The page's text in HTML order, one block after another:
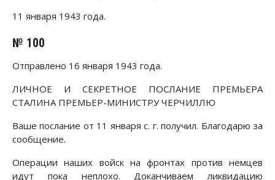
11 января 1943 года.
№ 100
Отправлено 16 января 1943 года.
ЛИЧНОЕ И СЕКРЕТНОЕ ПОСЛАНИЕ ПРЕМЬЕРА
СТАЛИНА ПРЕМЬЕР-МИНИСТРУ ЧЕРЧИЛЛЮ
Ваше послание от 11 января с. г. получил. Благодарю за
сообщение.
Операции наших войск на фронтах против немцев
идут пока неплохо. Доканчиваем ликвидацию